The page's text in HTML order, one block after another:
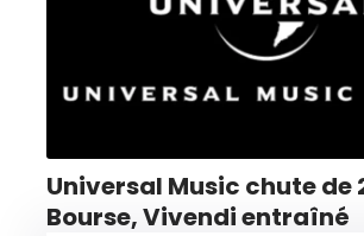
Universal Music chute de
Bourse, Vivendi entraîné